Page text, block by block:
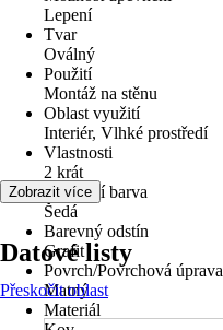
Lepení
Tvar
Oválný
Použití
Montáž na stěnu
Oblast využití
Interiér, Vlhké prostředí
Vlastnosti
2 krát
Základní barva
Šedá
Barevný odstín
Grafit
Povrch/Povrchová úprava
Matný
Materiál
Zobrazit více
Datové listy
Přeskočit oblast